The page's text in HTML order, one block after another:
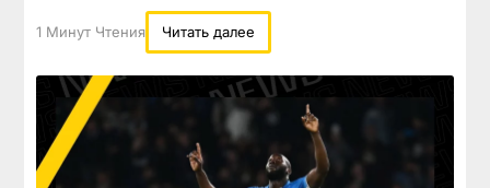
1 Минут Чтения Читать далее